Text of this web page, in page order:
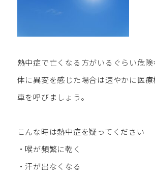
熱中症で亡くなる方がいるぐらい危
体に異変を感じた場合は速やかに医
車を呼びましょう。
こんな時は熱中症を疑ってください
・喉が頻繁に乾く
・汗が出なくなる